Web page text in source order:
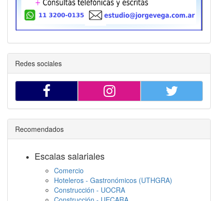
Redes sociales
Recomendados
Escalas salariales
Comercio
Hoteleros - Gastronómicos (UTHGRA)
Construcción - UOCRA